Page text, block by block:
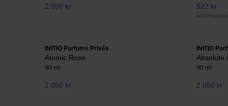
2 050 kr 522 kr
INITIO Parfums Privés
Atomic Rose
90 ml
2 050 kr
INITIO
Absolute
90 ml
2 050 kr